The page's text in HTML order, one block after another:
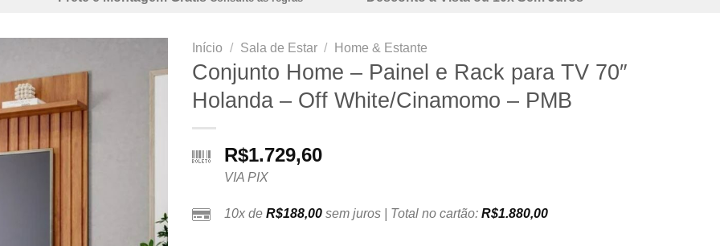
Início / Sala de Estar / Home & Estante
Conjunto Home – Painel e Rack para TV 70″
Holanda – Off White/Cinamomo – PMB
R$1.729,60
VIA PIX
10x de R$188,00 sem juros | Total no cartão: R$1.880,00